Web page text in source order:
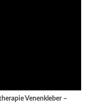
Venenkleber –